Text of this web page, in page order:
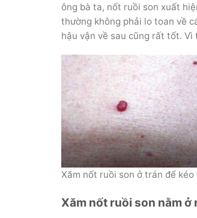
ông bà ta, nốt ruồi son xuất
thường không phải lo toan về
hậu vận về sau cũng rất tốt.
Xăm nốt ruồi son ở trán để
Xăm nốt ruồi son nằm ở